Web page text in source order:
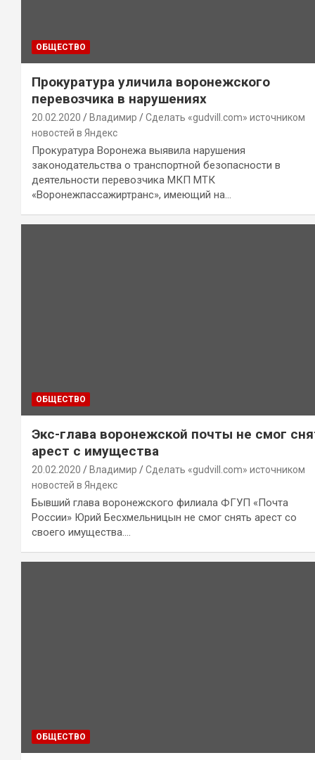
ОБЩЕСТВО
Прокуратура уличила воронежского
перевозчика в нарушениях
20.02.2020 Владимир
Сделать «gudvill.com» источником
новостей в Яндекс
Прокуратура Воронежа выявила нарушения
законодательства о транспортной безопасности в
деятельности перевозчика МКП МТК
«Воронежпассажиртранс», имеющий на…
ОБЩЕСТВО
Экс-глава воронежской почты не смог
арест с имущества
20.02.2020 Владимир
Сделать «gudvill.com» источником
новостей в Яндекс
Бывший глава воронежского филиала ФГУП «Почта
России» Юрий Бесхмельницын не смог снять арест со
своего имущества.…
ОБЩЕСТВО